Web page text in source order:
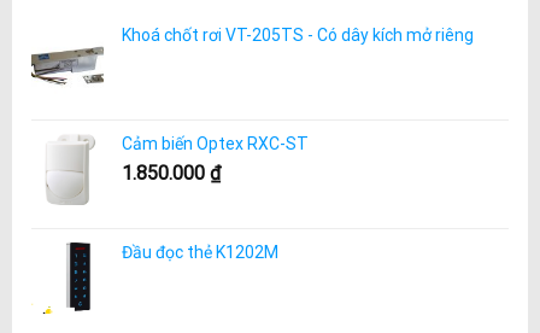
Khoá chốt rơi VT-205TS - Có dây kích mở riêng
Cảm biến Optex RXC-ST
1.850.000 ₫
Đầu đọc thẻ K1202M